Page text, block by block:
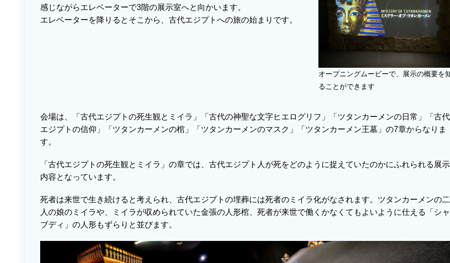
感じながらエレベーターで3階の展示室へと向かいます。
エレベーターを降りるとそこから、古代エジプトへの旅の始まりです。
オープニングムービーで、展示の概要を
ることができます
会場は、「古代エジプトの死生観とミイラ」「古代の神聖な文字ヒエログリフ」「ツタンカーメンの日常」「古代
エジプトの信仰」「ツタンカーメンの棺」「ツタンカーメンのマスク」「ツタンカーメン王墓」の7章からなりま
す。
「古代エジプトの死生観とミイラ」の章では、古代エジプト人が死をどのように捉えていたのかにふれられる展示
内容となっています。
死者は来世で生き続けると考えられ、古代エジプトの埋葬には死者のミイラ化がなされます。ツタンカーメンの二
人の娘のミイラや、ミイラが収められていた金張の人形棺、死者が来世で働くかなくてもよいように仕える「シャ
ブディ」の人形もずらりと並びます。